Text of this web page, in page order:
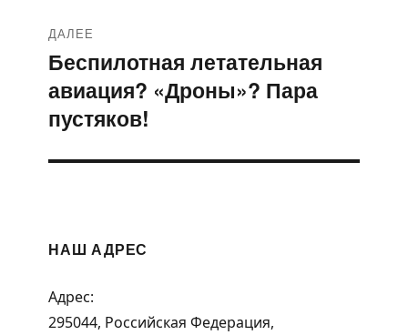
ДАЛЕЕ
Следующая
запись:
Беспилотная летательная
авиация? «Дроны»? Пара
пустяков!
НАШ АДРЕС
Адрес:
295044, Российская Федерация,